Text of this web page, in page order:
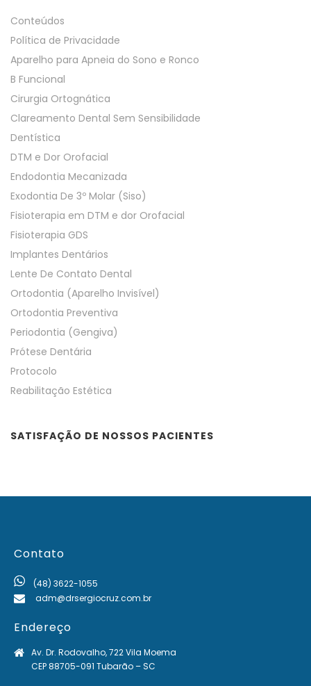
Conteúdos
Política de Privacidade
Aparelho para Apneia do Sono e Ronco
B Funcional
Cirurgia Ortognática
Clareamento Dental Sem Sensibilidade
Dentística
DTM e Dor Orofacial
Endodontia Mecanizada
Exodontia De 3º Molar (Siso)
Fisioterapia em DTM e dor Orofacial
Fisioterapia GDS
Implantes Dentários
Lente De Contato Dental
Ortodontia (Aparelho Invisível)
Ortodontia Preventiva
Periodontia (Gengiva)
Prótese Dentária
Protocolo
Reabilitação Estética
SATISFAÇÃO DE NOSSOS PACIENTES
Contato
(48) 3622-1055
adm@drsergiocruz.com.br
Endereço
Av. Dr. Rodovalho, 722 Vila Moema
CEP 88705-091 Tubarão – SC